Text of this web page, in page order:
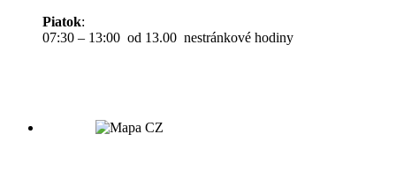
Piatok:
07:30 – 13:00 od 13.00 nestránkové hodiny